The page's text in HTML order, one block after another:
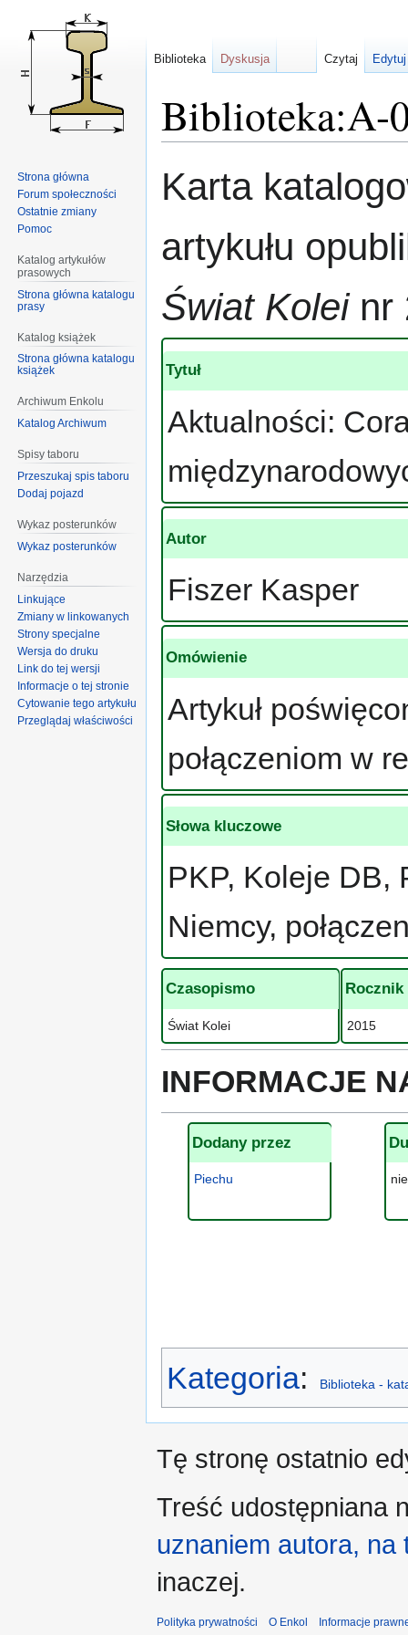
Biblioteka:A-
do
do
Karta
artykułu
Świat Koleinr
Tytuł
Aktualności:
Autor
Fiszer Kasper
Omówienie
Artykuł
połączeniom w
Słowa kluczowe
PKP, Koleje DB,
Niemcy,
Czasopismo
Świat Kolei
Rocznik
2015
INFORMACJE
Dodany przez
Piechu nie
Kategoria: Biblioteka -
Biblioteka Dyskusja Czytaj
Strona główna
Forum społeczności
Ostatnie zmiany
Pomoc
Katalog artykułów
prasowych
Strona główna katalogu
prasy
Katalog książek
Strona główna katalogu
książek
Archiwum Enkolu
Katalog Archiwum
Spisy taboru
Przeszukaj spis taboru
Dodaj pojazd
Wykaz posterunków
Wykaz posterunków
Narzędzia
Linkujące
Zmiany w linkowanych
Strony specjalne
Wersja do druku
Link do tej wersji
Informacje o tej stronie
Cytowanie tego artykułu
Przeglądaj właściwości
Tę stronę ostatnio
Treść udostępniana
uznaniem autora,
inaczej.
Polityka prywatności O Enkol Informacje